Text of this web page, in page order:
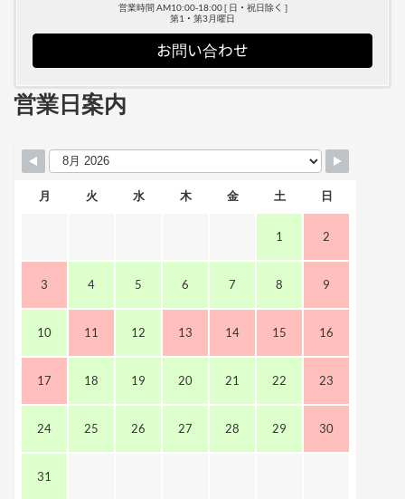
営業時間 AM10:00-18:00 [ 日・祝日除く ]
第1・第3月曜日
お問い合わせ
営業日案内
月 火 水 木 金 土 日
1 2
3 4 5 6 7 8 9
10 11 12 13 14 15 16
17 18 19 20 21 22 23
24 25 26 27 28 29 30
31